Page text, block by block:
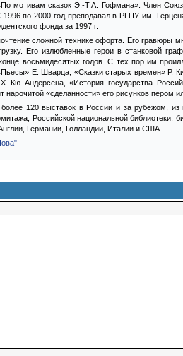
мотивам сказок Э.-Т.А. Гофмана». Член
по 2000 год преподавал в РГПУ им.
фонда за 1997 г.
сложной технике офорта. Его
Его излюбленные герои в станковой
восьмидесятых годов. С тех пор им
Е. Шварца, «Сказки старых времен» Р.
Кю Андерсена, «История государства
нарочитой «сделанности» его рисунков пером
120 выставок в России и за рубежом,
Российской национальной
Германии, Голландии, Италии и США.